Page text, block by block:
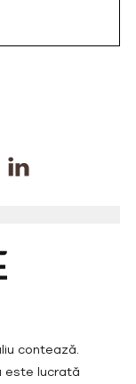
contează.
este lucrată